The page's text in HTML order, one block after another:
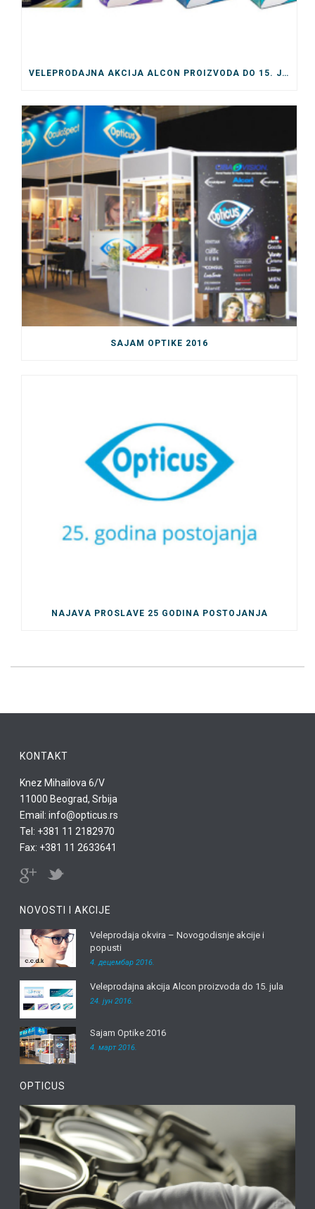
VELEPRODAJNA AKCIJA ALCON PROIZVODA DO 15. JULA
SAJAM OPTIKE 2016
NAJAVA PROSLAVE 25 GODINA POSTOJANJA
KONTAKT
Knez Mihailova 6/V
11000 Beograd, Srbija
Email: info@opticus.rs
Tel: +381 11 2182970
Fax: +381 11 2633641
NOVOSTI I AKCIJE
Veleprodaja okvira – Novogodisnje akcije i
popusti
4. децембар 2016.
Veleprodajna akcija Alcon proizvoda do 15. jula
24. јун 2016.
Sajam Optike 2016
4. март 2016.
OPTICUS